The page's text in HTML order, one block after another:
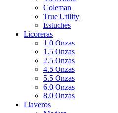
Coleman
True Utility
Estuches
Licoreras
1.0 Onzas
1.5 Onzas
2.5 Onzas
4.5 Onzas
5.5 Onzas
6.0 Onzas
8.0 Onzas
Llaveros